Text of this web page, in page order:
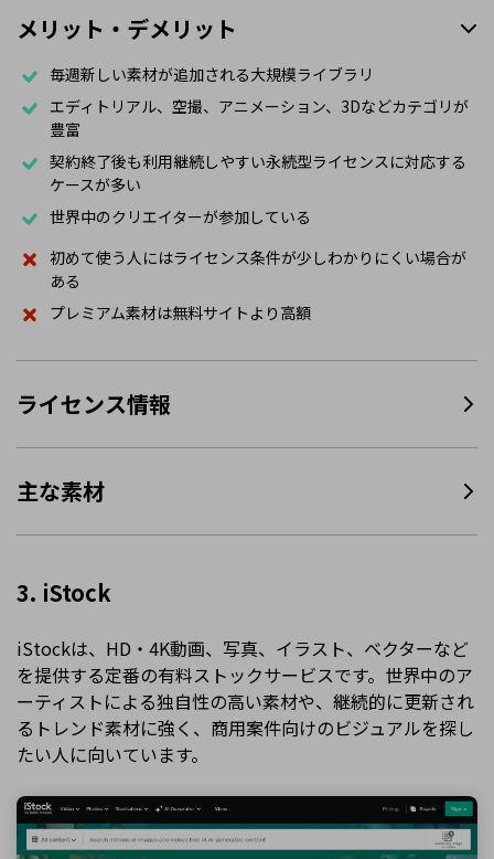
メリット・デメリット
毎週新しい素材が追加される大規模ライブラリ
エディトリアル、空撮、アニメーション、3Dなどカテゴリが
豊富
契約終了後も利用継続しやすい永続型ライセンスに対応する
ケースが多い
世界中のクリエイターが参加している
初めて使う人にはライセンス条件が少しわかりにくい場合が
ある
プレミアム素材は無料サイトより高額
ライセンス情報
主な素材
3. iStock
iStockは、HD・4K動画、写真、イラスト、ベクターなど
を提供する定番の有料ストックサービスです。世界中のア
ーティストによる独自性の高い素材や、継続的に更新され
るトレンド素材に強く、商用案件向けのビジュアルを探し
たい人に向いています。